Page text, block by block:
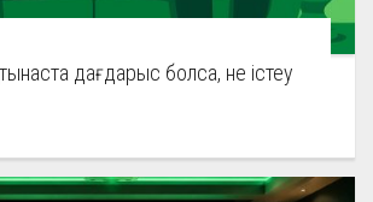
дағдарыс болса, не істеу